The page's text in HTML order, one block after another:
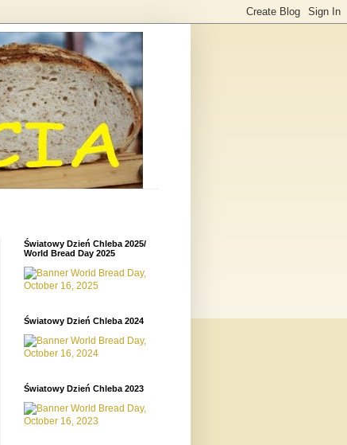
Światowy Dzień Chleba 2025/
World Bread Day 2025
Światowy Dzień Chleba 2024
Światowy Dzień Chleba 2023